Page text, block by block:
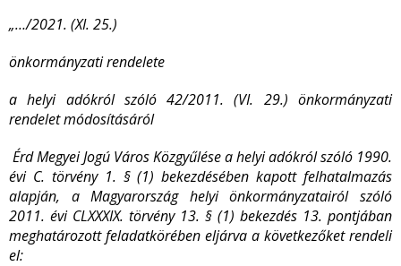
„…/2021. (XI. 25.)
önkormányzati rendelete
a helyi adókról szóló 42/2011. (VI. 29.) önkormányzati
rendeletmódosításáról
Érd Megyei Jogú Város Közgyűlése a helyi adókról szóló 1990.
évi C. törvény 1. § (1) bekezdésében kapott felhatalmazás
alapján, a Magyarország helyi önkormányzatairól szóló
2011. évi CLXXXIX. törvény 13. § (1) bekezdés 13. pontjában
meghatározott feladatkörében eljárva a következőket rendeli
el: